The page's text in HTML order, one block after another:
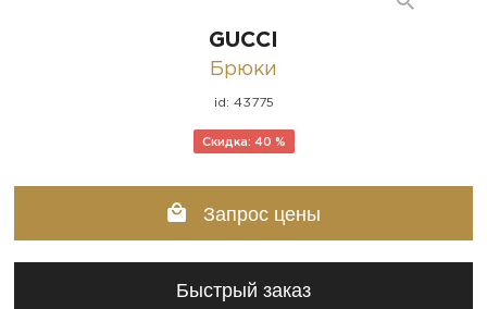
GUCCI
Брюки
id: 43775
Скидка: 40 %
Запрос цены
Быстрый заказ